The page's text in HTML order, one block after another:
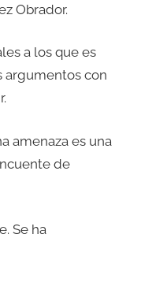
Obrador.
a los que es
argumentos con
amenaza es una
de
Se ha